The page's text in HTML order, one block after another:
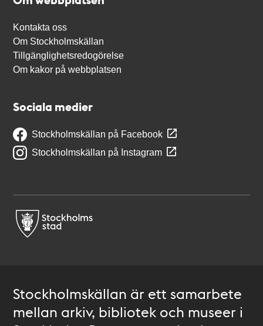
Kontakta oss
Om Stockholmskällan
Tillgänglighetsredogörelse
Om kakor på webbplatsen
Sociala medier
Stockholmskällan på Facebook
Stockholmskällan på Instagram
Stockholmskällan är ett samarbete
mellan arkiv, bibliotek och museer i